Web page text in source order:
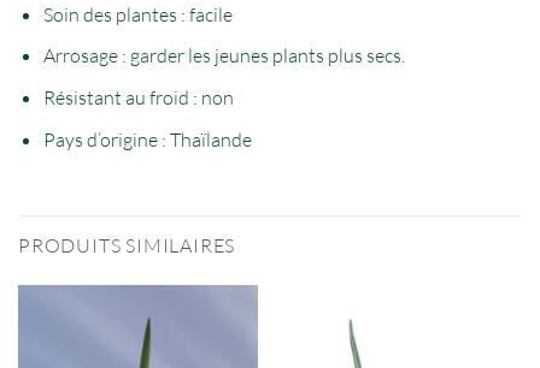
Soin des plantes : facile
Arrosage : garder les jeunes plants plus secs.
Résistant au froid : non
Pays d’origine : Thaïlande
PRODUITS SIMILAIRES